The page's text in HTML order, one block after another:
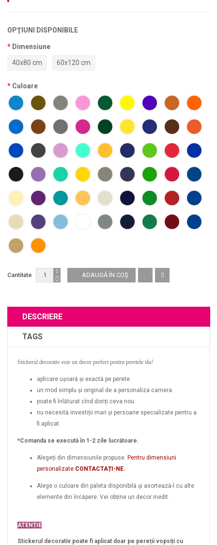
OPŢIUNI DISPONIBILE
Dimensiune
40x80 cm 60x120 cm
Culoare
Cantitate
DESCRIERE
TAGS
Stickerul decorativ este un decor perfect pentru peretele tău!
aplicare ușoară și exactă pe perete.
un mod simplu și original de a personaliza camera.
poate fi înlăturat cînd doriți ceva nou.
nu necesită investiții mari și persoane specializate pentru a
fi aplicat.
*Comanda se execută în 1-2 zile lucrătoare.
Alegeți din dimensiunile propuse. Pentru dimensiuni
personalizate CONTACTAȚI-NE.
Alege o culoare din paleta disponibilă și asortează-l cu alte
elemente din încăpere. Vei obține un decor inedit.
ATENȚIE
Stickerul decorativ poate fi aplicat doar pe pereții vopsiți cu